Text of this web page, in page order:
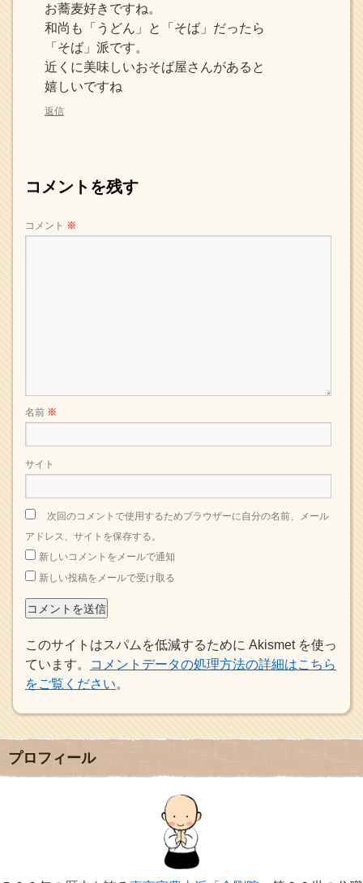
お蕎麦好きですね。
和尚も「うどん」と「そば」だったら
「そば」派です。
近くに美味しいおそば屋さんがあると
嬉しいですね
返信
コメントを残す
コメント ※
名前 ※
サイト
次回のコメントで使用するためブラウザーに自分の名前、メール
アドレス、サイトを保存する。
新しいコメントをメールで通知
新しい投稿をメールで受け取る
このサイトはスパムを低減するために Akismet を使っ
ています。
コメントデータの処理方法の詳細はこちら
をご覧ください。
プロフィール